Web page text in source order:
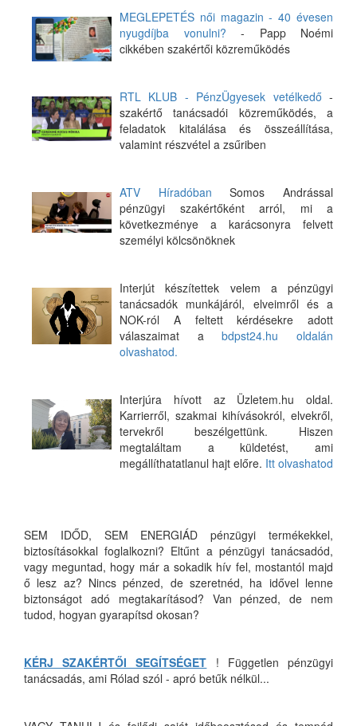
MEGLEPETÉS női magazin - 40 évesen
nyugdíjba vonulni? - Papp Noémi
cikkében szakértői közreműködés
RTL KLUB - PénzÜgyesek vetélkedő -
szakértő tanácsadói közreműködés, a
feladatok kitalálása és összeállítása,
valamint részvétel a zsűriben
ATV Híradóban Somos Andrással
pénzügyi szakértőként arról, mi a
következménye a karácsonyra felvett
személyi kölcsönöknek
Interjút készítettek velem a pénzügyi
tanácsadók munkájáról, elveimről és a
NOK-ról A feltett kérdésekre adott
válaszaimat abdpst24.hu oldalán
olvashatod.
Interjúra hívott az Üzletem.hu oldal.
Karrierről, szakmai kihívásokról, elvekről,
tervekről beszélgettünk. Hiszen
megtaláltam a küldetést, ami
megállíthatatlanul hajt előre. Itt olvashatod
SEM IDŐD, SEM ENERGIÁD pénzügyi termékekkel,
biztosításokkal foglalkozni? Eltűnt a pénzügyi tanácsadód,
vagy meguntad, hogy már a sokadik hív fel, mostantól majd
ő lesz az? Nincs pénzed, de szeretnéd, ha idővel lenne
biztonságot adó megtakarításod? Van pénzed, de nem
tudod, hogyan gyarapítsd okosan?
KÉRJ SZAKÉRTŐI SEGÍTSÉGET ! Független pénzügyi
tanácsadás, ami Rólad szól - apró betűk nélkül...